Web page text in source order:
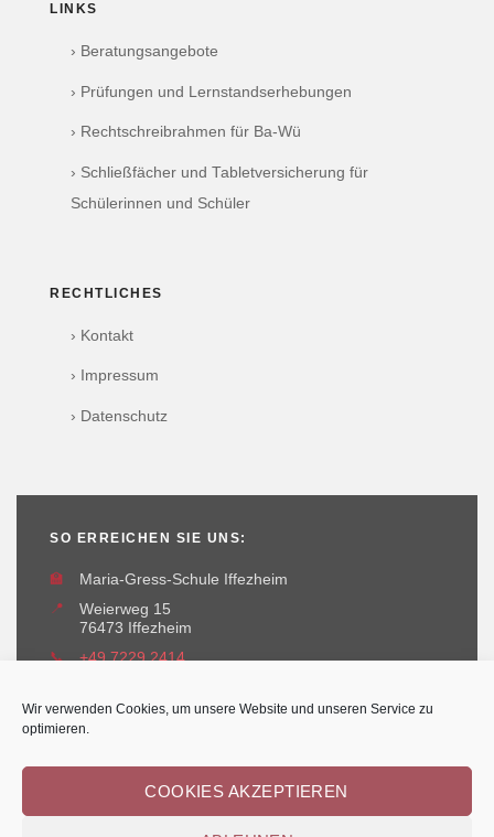
Wir verwenden Cookies, um unsere Website und unseren Service zu
optimieren.
COOKIES AKZEPTIEREN
LINKS
› Beratungsangebote
› Prüfungen und Lernstandserhebungen
› Rechtschreibrahmen für Ba-Wü
› Schließfächer und Tabletversicherung für
Schülerinnen und Schüler
RECHTLICHES
› Kontakt
› Impressum
› Datenschutz
SO ERREICHEN SIE UNS:
🏫
Maria-Gress-Schule Iffezheim
📍
Weierweg 15
76473 Iffezheim
📞
+49 7229 2414